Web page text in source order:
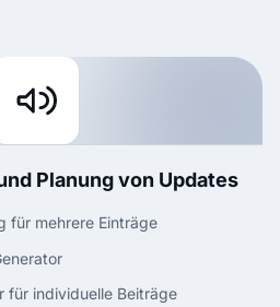
Planung von Updates
für mehrere Einträge
für individuelle Beiträge